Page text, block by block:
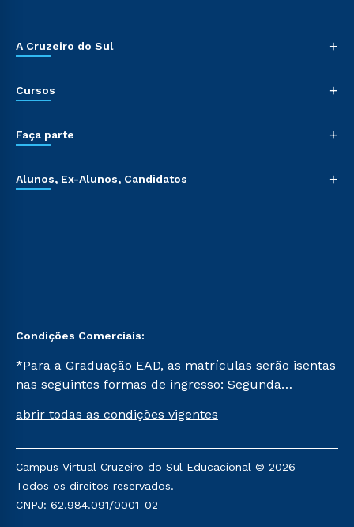
A Cruzeiro do Sul +
Cursos +
Faça parte +
Alunos, Ex-Alunos, Candidatos +
Condições Comerciais:
*Para a Graduação EAD, as matrículas serão isentas
nas seguintes formas de ingresso: Segunda
Já para as demais, a taxa de matrícula será de R$
mencionadas são referentes aos cursos: Ensino
Religioso, Geografia para a Docência e Metodologia
do Ensino de História: Questões Atuais.
abrir todas as condições vigentes
Campus Virtual Cruzeiro do Sul Educacional © 2026 -
Todos os direitos reservados.
CNPJ: 62.984.091/0001-02